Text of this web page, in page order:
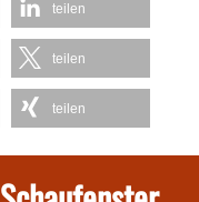
teilen
teilen
teilen